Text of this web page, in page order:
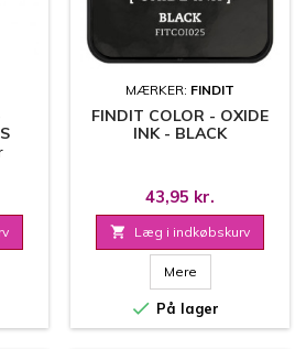
MÆRKER: FINDIT
FINDIT COLOR - OXIDE
INK - BLACK
43,95 kr.
 Læg i indkøbskurv
Mere
 På lager